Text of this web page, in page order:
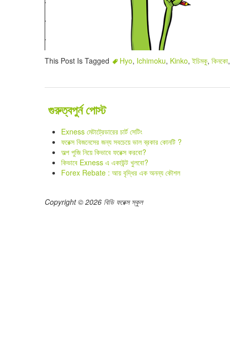
This Post Is Tagged Hyo, Ichimoku, Kinko,ইচিমকু, কিনকো,
গুরুত্বপুর্ন পোস্ট
Exness মেটাট্রেডারের চার্ট সেটিং
ফরেক্স বিজনেসের জন্য সবচেয়ে ভাল ব্রকার কোনটি ?
অল্প পুজি নিয়ে কিভাবে ফরেক্স করবো?
কিভাবে Exness এ একাউন্ট খুলবো?
Forex Rebate : আয় বৃদ্ধির এক অনন্য কৌশল
Copyright © 2026 বিডি ফরেক্স স্কুল